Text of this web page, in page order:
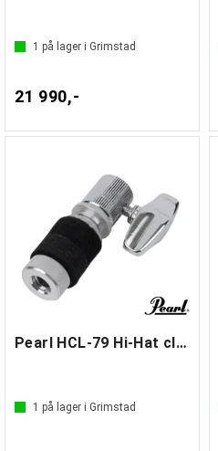
1 på lager i Grimstad
21 990,-
Pearl HCL-79 Hi-Hat clutch complete
1 på lager i Grimstad